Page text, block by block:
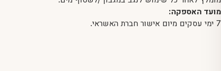
מועד האספקה:
7 ימי עסקים מיום אישור חברת האשראי.